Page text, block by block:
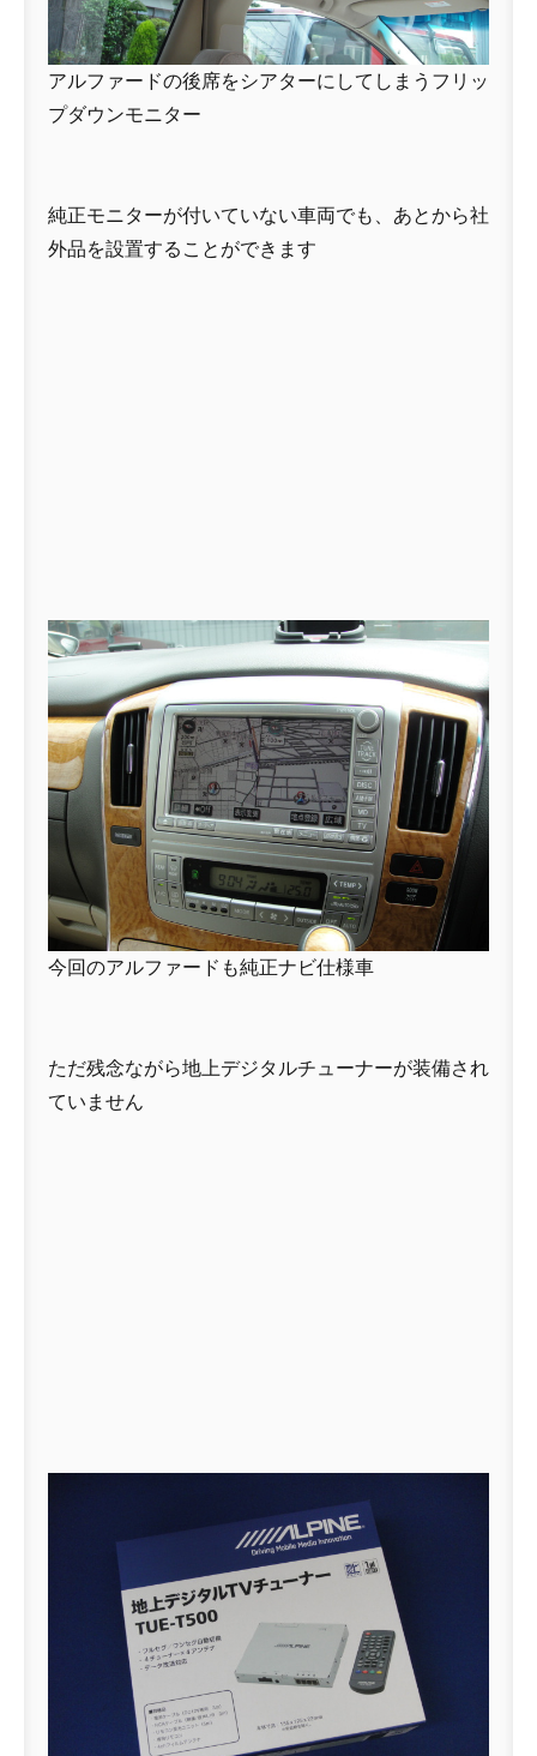
アルファードの後席をシアターにしてしまうフリッ
プダウンモニター
純正モニターが付いていない車両でも、あとから社
外品を設置することができます
今回のアルファードも純正ナビ仕様車
ただ残念ながら地上デジタルチューナーが装備され
ていません